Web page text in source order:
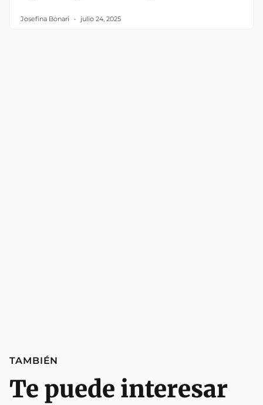
Josefina Bonari julio 24, 2025
TAMBIÉN
Te puede interesar